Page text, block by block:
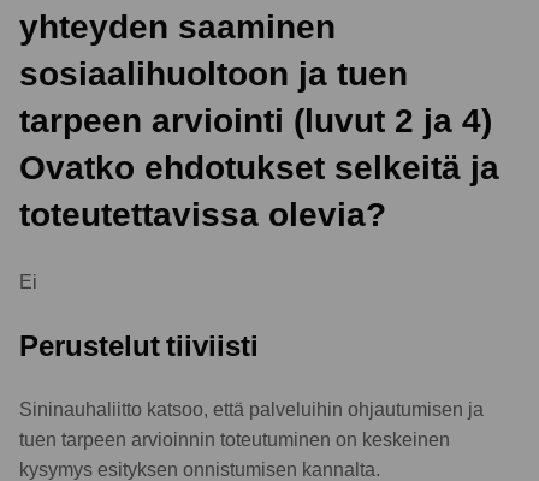
yhteyden saaminen
sosiaalihuoltoon ja tuen
tarpeen arviointi (luvut 2 ja 4)
Ovatko ehdotukset selkeitä ja
toteutettavissa olevia?
Ei
Perustelut tiiviisti
Sininauhaliitto katsoo, että palveluihin ohjautumisen ja
tuen tarpeen arvioinnin toteutuminen on keskeinen
kysymys esityksen onnistumisen kannalta.